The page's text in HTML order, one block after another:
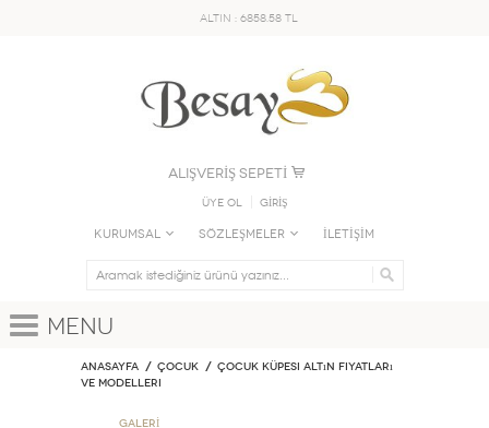
ALTIN : 6858.58 TL
ALIŞVERİŞ SEPETİ
Üye Ol GİRİŞ
KURUMSAL SÖZLEŞMELER İLETİŞİM
Menu
Anasayfa ÇOCUK
Çocuk Küpesi Altın Fiyatları
ve Modelleri
GALERİ